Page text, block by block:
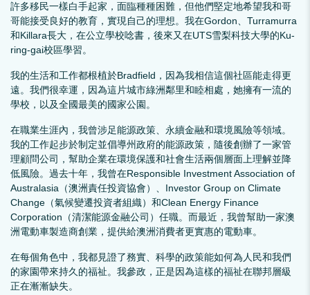
許多移民一樣白手起家，面臨種種困難，但他們堅定地希望我和哥
哥能接受良好的教育，實現自己的理想。我在Gordon、Turramurra
和Killara長大，在公立學校唸書，後來又在UTS雪梨科技大學的Ku-
ring-gai校區學習。
我的生活和工作都根植於Bradfield，因為我相信這個社區能走得更
遠。我們很幸運，因為這片城市綠洲鄰里和睦相處，她擁有一流的
學校，以及全國最美的國家公園。
在職業生涯內，我曾涉足能源政策、永續金融和環境風險等領域。
我的工作起步於制定並倡導州政府的能源政策，隨後創辦了一家管
理顧問公司，幫助企業在環境保護和社會生活兩個層面上理解並降
低風險。過去十年，我曾在Responsible Investment Association of
Australasia（澳洲責任投資協會）、Investor Group on Climate
Change（氣候變遷投資者組織）和Clean Energy Finance
Corporation（清潔能源金融公司）任職。而最近，我曾幫助一家澳
洲電動車製造商創業，提供給澳洲消費者更實惠的電動車。
在每個角色中，我都見證了務實、科學的政策能如何為人民和我們
的家園帶來持久的福祉。我參政，正是因為這樣的福祉在聯邦層級
正在漸漸缺失。